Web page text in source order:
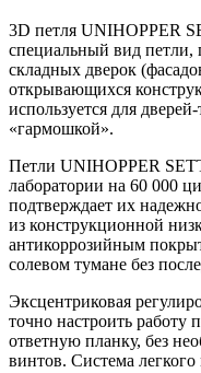
3D петля UNIHOPPER
специальный вид петли,
складных дверок
открывающихся
используется для
«гармошкой».
Петли UNIHOPPER
лаборатории на 60 000
подтверждает их
из конструкционной
антикоррозийным
солевом тумане без
Эксцентриковая
точно настроить работу
ответную планку, без
винтов. Система